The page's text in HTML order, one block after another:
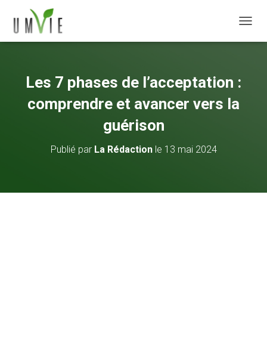
Les 7 phases de l’acceptation :
comprendre et avancer vers la
guérison
Publié par La Rédactionle 13 mai 2024